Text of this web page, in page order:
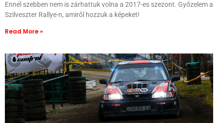
Ennél szebben nem is zárhattuk volna a 2017-es szezont. Győzelem a
Szilveszter Rallye-n, amiről hozzuk a képeket!
Read More »